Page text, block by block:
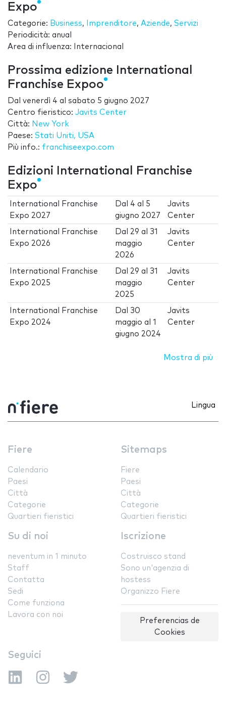
Expo
Categorie: Business, Imprenditore, Aziende, Servizi
Periodicità: anual
Area di influenza: Internacional
Prossima edizione International
Franchise Expoo
Dal venerdì 4 al sabato 5 giugno 2027
Centro fieristico: Javits Center
Città: New York
Paese: Stati Uniti, USA
Più info.: franchiseexpo.com
Edizioni International Franchise
Expo
International Franchise
Expo 2027
Dal 4 al 5
giugno 2027
Javits
Center
International Franchise
Expo 2026
Dal 29 al 31
maggio
2026
Javits
Center
International Franchise
Expo 2025
Dal 29 al 31
maggio
2025
Javits
Center
International Franchise
Expo 2024
Dal 30
maggio al1
giugno 2024
Javits
Center
Mostra di più
Lingua
Fiere
Calendario
Paesi
Città
Categorie
Quartieri fieristici
Sitemaps
Fiere
Paesi
Città
Categorie
Quartieri fieristici
Su di noi
neventum in 1 minuto
Staff
Contatta
Sedi
Come funziona
Lavora con noi
Iscrizione
Costruisco stand
Sono un'agenzia di
hostess
Organizzo Fiere
Preferencias de
Cookies
Seguici